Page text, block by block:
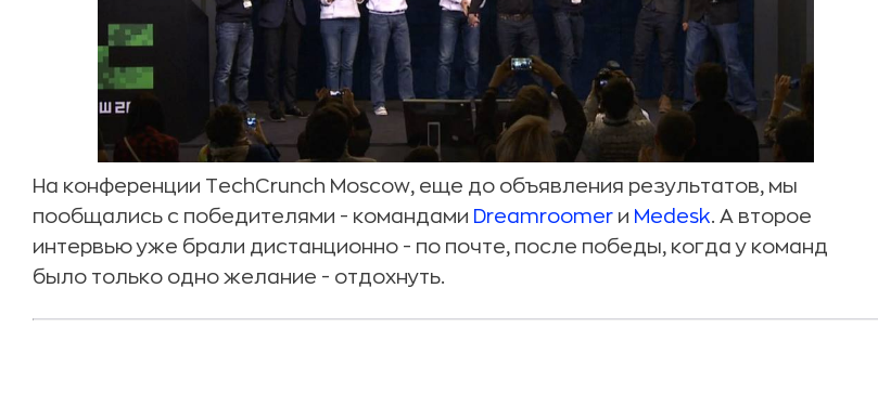
На конференции TechCrunch Moscow, еще до объявления результатов, мы
пообщались с победителями - командами Dreamroomer и Medesk. А второе
интервью уже брали дистанционно - по почте, после победы, когда у команд
было только одно желание - отдохнуть.